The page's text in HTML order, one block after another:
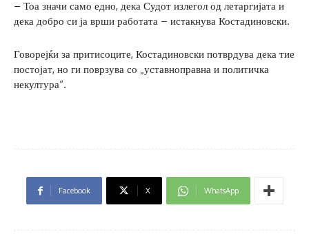
– Тоа значи само едно, дека Судот излегол од летаргијата и
дека добро си ја врши работата – истакнува Костадиновски.
Говорејќи за притисоците, Костадиновски потврдува дека тие
постојат, но ги поврзува со „уставноправна и политичка
некултура“.
Facebook X WhatsApp